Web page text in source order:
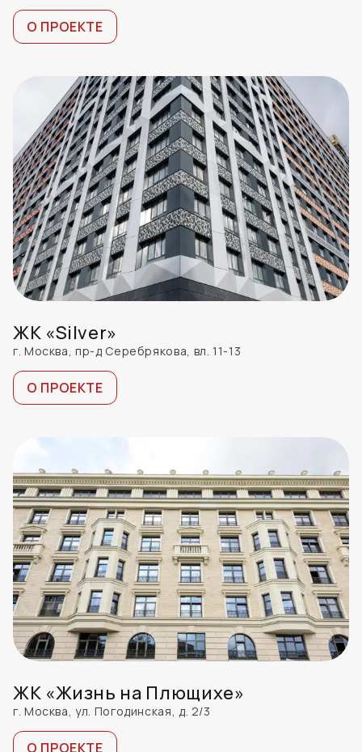
О ПРОЕКТЕ
ЖК «Silver»
г. Москва, пр-д Серебрякова, вл. 11-13
О ПРОЕКТЕ
ЖК «Жизнь на Плющихе»
г. Москва, ул. Погодинская, д. 2/3
О ПРОЕКТЕ